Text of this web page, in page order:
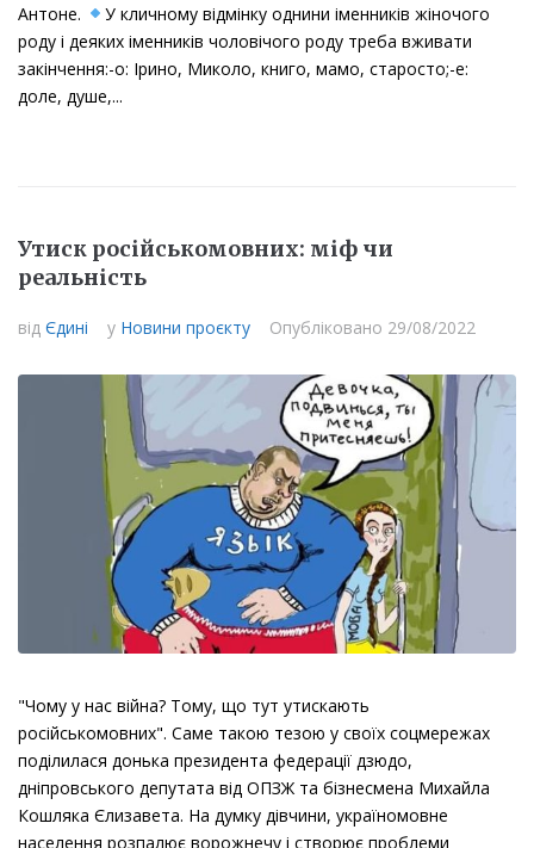
Антоне.
У кличному відмінку однини іменників жіночого
роду і деяких іменників чоловічого роду треба вживати
закінчення:-о: Ірино, Миколо, книго, мамо, старосто;-е:
доле, душе,...
Утиск російськомовних: міф чи
реальність
від Єдині у Новини проєкту Опубліковано 29/08/2022
"Чому у нас війна? Тому, що тут утискають
російськомовних". Саме такою тезою у своїх соцмережах
поділилася донька президента федерації дзюдо,
дніпровського депутата від ОПЗЖ та бізнесмена Михайла
Кошляка Єлизавета. На думку дівчини, україномовне
населення розпалює ворожнечу і створює проблеми